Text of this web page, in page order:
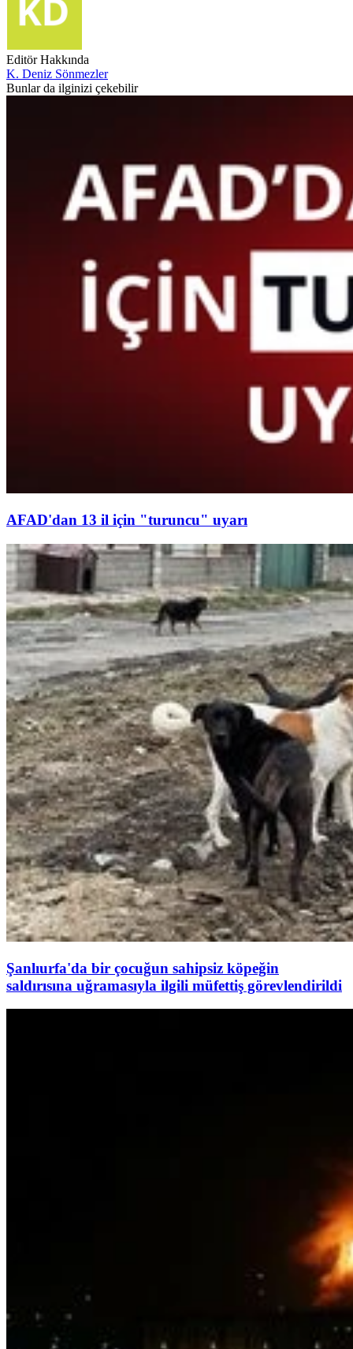
Editör Hakkında
K. Deniz Sönmezler
Bunlar da ilginizi çekebilir
AFAD'dan 13 il için "turuncu" uyarı
Şanlıurfa'da bir çocuğun sahipsiz köpeğin
saldırısına uğramasıyla ilgili müfettiş görevlendirildi